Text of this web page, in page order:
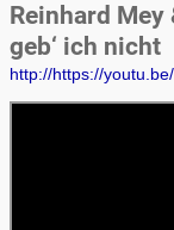
Reinhard Mey
geb‘ ich nicht
http://https://